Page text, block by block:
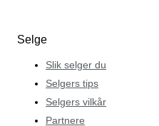
Selge
Slik selger du
Selgers tips
Selgers vilkår
Partnere